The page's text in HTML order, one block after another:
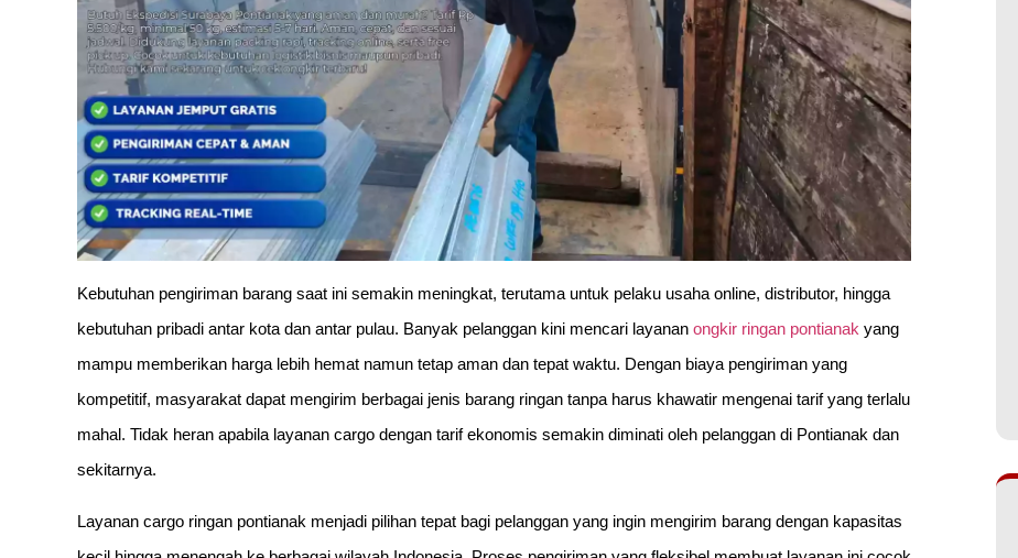
Kebutuhan pengiriman barang saat ini semakin meningkat, terutama untuk pelaku usaha online, distributor, hingga
kebutuhan pribadi antar kota dan antar pulau. Banyak pelanggan kini mencari layanan ongkir ringan pontianak yang
mampu memberikan harga lebih hemat namun tetap aman dan tepat waktu. Dengan biaya pengiriman yang
kompetitif, masyarakat dapat mengirim berbagai jenis barang ringan tanpa harus khawatir mengenai tarif yang terlalu
mahal. Tidak heran apabila layanan cargo dengan tarif ekonomis semakin diminati oleh pelanggan di Pontianak dan
sekitarnya.
Layanan cargo ringan pontianak menjadi pilihan tepat bagi pelanggan yang ingin mengirim barang dengan kapasitas